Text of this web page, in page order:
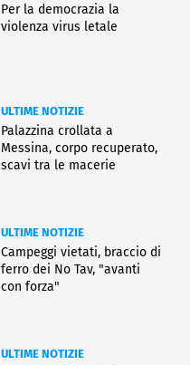
Per la democrazia la
violenza virus letale
ULTIME NOTIZIE
Palazzina crollata a
Messina, corpo recuperato,
scavi tra le macerie
ULTIME NOTIZIE
Campeggi vietati, braccio di
ferro dei No Tav, "avanti
con forza"
ULTIME NOTIZIE